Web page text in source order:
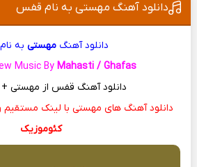
دانلود آهنگ مهستی به نام قفس
دانلود آهنگمهستی به
Music By Mahasti / Ghafas
دانلود آهنگ قفس از مهستی
دانلود آهنگ های مهستی با لینک مستقیم
کئوموزیک